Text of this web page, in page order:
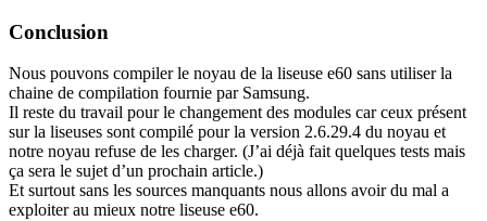
Conclusion
Nous pouvons compiler le noyau de la liseuse e60 sans utiliser la
chaine de compilation fournie par Samsung.
Il reste du travail pour le changement des modules car ceux présent
sur la liseuses sont compilé pour la version 2.6.29.4 du noyau et
notre noyau refuse de les charger. (J’ai déjà fait quelques tests mais
ça sera le sujet d’un prochain article.)
Et surtout sans les sources manquants nous allons avoir du mal a
exploiter au mieux notre liseuse e60.